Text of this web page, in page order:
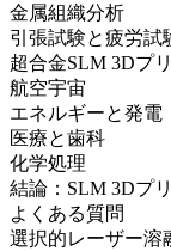
金属組織分析
引張試験と疲労試
超合金SLM 3Dプ
航空宇宙
エネルギーと発電
医療と歯科
化学処理
結論：SLM 3Dプ
よくある質問
選択的レーザー溶